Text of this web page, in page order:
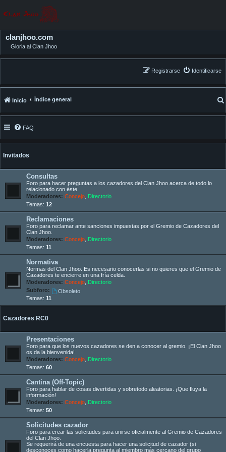
clanjhoo.com
Gloria al Clan Jhoo
Identificarse
Registrarse
Inicio Índice general
FAQ
Invitados
Consultas
Foro para hacer preguntas a los cazadores del Clan Jhoo acerca de todo lo
relacionado con éste.
Moderadores: Concejo Directorio
Temas: 12
Reclamaciones
Foro para reclamar ante sanciones impuestas por el Gremio de Cazadores del
Clan Jhoo.
Moderadores: Concejo Directorio
Temas: 11
Normativa
Normas del Clan Jhoo. Es necesario conocerlas si no quieres que el Gremio de
Cazadores te encierre en una fría celda.
Moderadores: Concejo Directorio
Subforo:
Obsoleto
Temas: 11
Cazadores RC0
Presentaciones
Foro para que los nuevos cazadores se den a conocer al gremio. ¡El Clan Jhoo
os da la bienvenida!
Moderadores: Concejo Directorio
Temas: 60
Cantina (Off-Topic)
Foro para hablar de cosas divertidas y sobretodo aleatorias. ¡Que fluya la
información!
Moderadores: Concejo Directorio
Temas: 50
Solicitudes cazador
Foro para crear las solicitudes para unirse oficialmente al Gremio de Cazadores
del Clan Jhoo.
Se requerirá de una encuesta para hacer una solicitud de cazador (si
desconoces como hacerla pregunta al miembro más cercano del grupo